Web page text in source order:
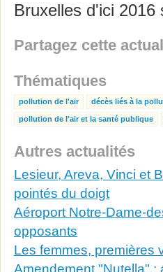
Bruxelles d'ici
Partagez cette
Thématiques
pollution de l'air décès liés à la
pollution de l'air et la santé publique
Autres actualités
Lesieur, Areva, Vinci et
pointés du doigt
Aéroport Notre-Dame-
opposants
Les femmes, premières
Amendement "Nutella" :